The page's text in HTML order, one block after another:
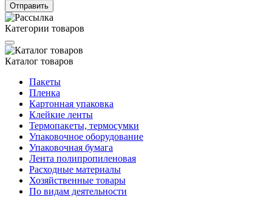
Отправить
Категории товаров
Каталог товаров
Пакеты
Пленка
Картонная упаковка
Клейкие ленты
Термопакеты, термосумки
Упаковочное оборудование
Упаковочная бумага
Лента полипропиленовая
Расходные материалы
Хозяйственные товары
По видам деятельности